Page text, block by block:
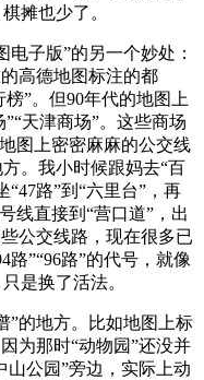
摊也少了。
子版”的另一个妙处：
高德地图标注的都
榜”。但90年代的地图上
天津商场”。这些商场
图上密密麻麻的公交线
。我小时候跟妈去“百
路”到“六里台”，再
线直接到“营口道”，出
公交线路，现在很多已
”“96路”的代号，就像
是换了活法。
”的地方。比如地图上标
为那时“动物园”还没并
山公园”旁边，实际上动